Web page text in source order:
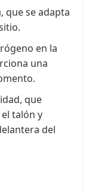
que se adapta
en la
una
que
talón y
del